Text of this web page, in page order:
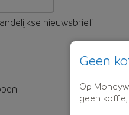
nieuwsbrief
Geen
Op
geen